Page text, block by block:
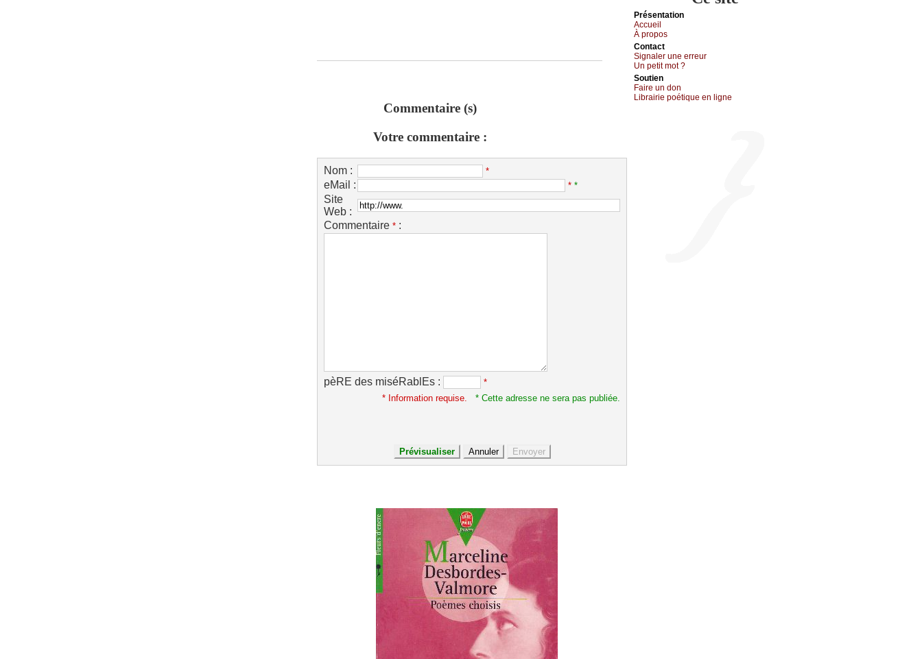
Commentaire (s)
Votre commentaire :
Nom : *
eMail : * *
Site
Web :
Commentaire * :
pèRE des miséRablEs :
*
* Information requise.
* Cette adresse ne sera pas publiée.
Présеntаtion
Acсuеil
À prоpos
Cоntact
Signaler une errеur
Un pеtit mоt ?
Sоutien
Fаirе un dоn
Librairiе pоétique en lignе